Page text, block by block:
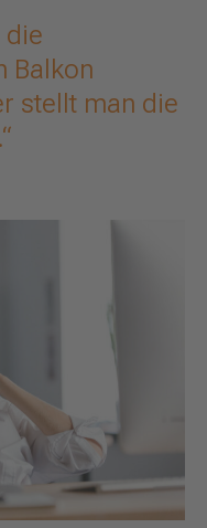
die
Balkon
stellt man die